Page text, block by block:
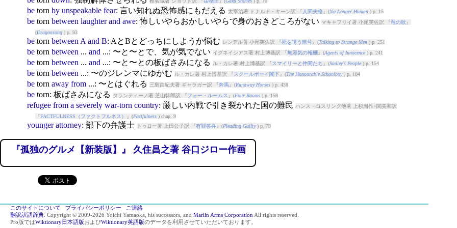
be torn by unspeakable fear: 言い知れぬ恐怖感にもだえる 太宰治著 ドナルド・キーン訳 『 人間失格』(No Longer Human) p. 15
be torn between laughter and awe: 怖しいやらおかしいやらで身のおきどころがない マキャフリイ著 小尾芙佐訳 『竜の歌 』
(Dragonsong) p. 93
be torn between A and B: AとBとどっちにしようか悩む レンデル著 小尾芙佐訳 『死を誘う暗号』(Talking to Strange Men) p. 251
be torn between ... and ...: 〜と〜とで、気が気でない イグネイシアス著 村上博基訳 『無邪気の報酬 』(Agents of Innocence) p. 241
be torn between ... and ...: 〜と〜との板ばさみになる ル・カレ著 村上博基訳 『スマイリーと仲間たち 』(Smiley's People) p. 154
be torn between ...: 〜のジレンマにゆがむ ル・カレ著 村上博基訳 『スクールボーイ閣下』(The Honourable Schoolboy) p. 104
be torn away from...: 〜とはぐれる 三島由紀夫著 ギャラガー訳 『奔馬』(Runaway Horses) p. 438
be torn: 板ばさみになる タランティーノ著 芝山幹郎訳 『フォー・ルームス 』(Four Rooms) p. 158
refugee from a severely war-torn country: 厳しい内戦で引き裂かれた国の難民 ハンス・ロスリング他著 上杉周作+関美和訳
『FACTFULNESS（ファクトフルネス） 』(Factfulness) chap. 9
younger attorney: 部下の弁護士 トゥロー著 上田公子訳 『有罪答弁』(Pleading Guilty) p. 79
『孤独のグルメ【新装版】』 久住昌之著 谷口ジロー作画
このサイトについて プライバシーポリシー
ご連絡
翻訳訳語辞典 . Copyright © 2009-2026 Yoichi Yamaoka, his successors, and Marlin Arms Corporation All rights reserved.
Pro版ではWiktionary日本語版およびWiktionary英語版のデータを利用させていただいております。